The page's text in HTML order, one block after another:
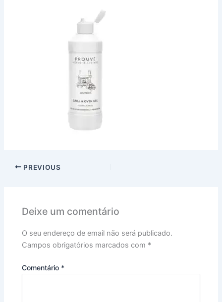
PREVIOUS
Deixe um comentário
O seu endereço de email não será publicado.
Campos obrigatórios marcados com *
Comentário *